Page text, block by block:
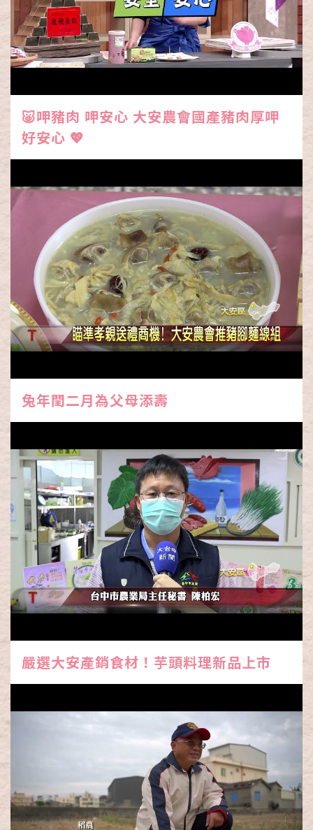
🐷呷豬肉 呷安心 大安農會國產豬肉厚呷
好安心 💖
兔年閏二月為父母添壽
嚴選大安產銷食材！芋頭料理新品上市